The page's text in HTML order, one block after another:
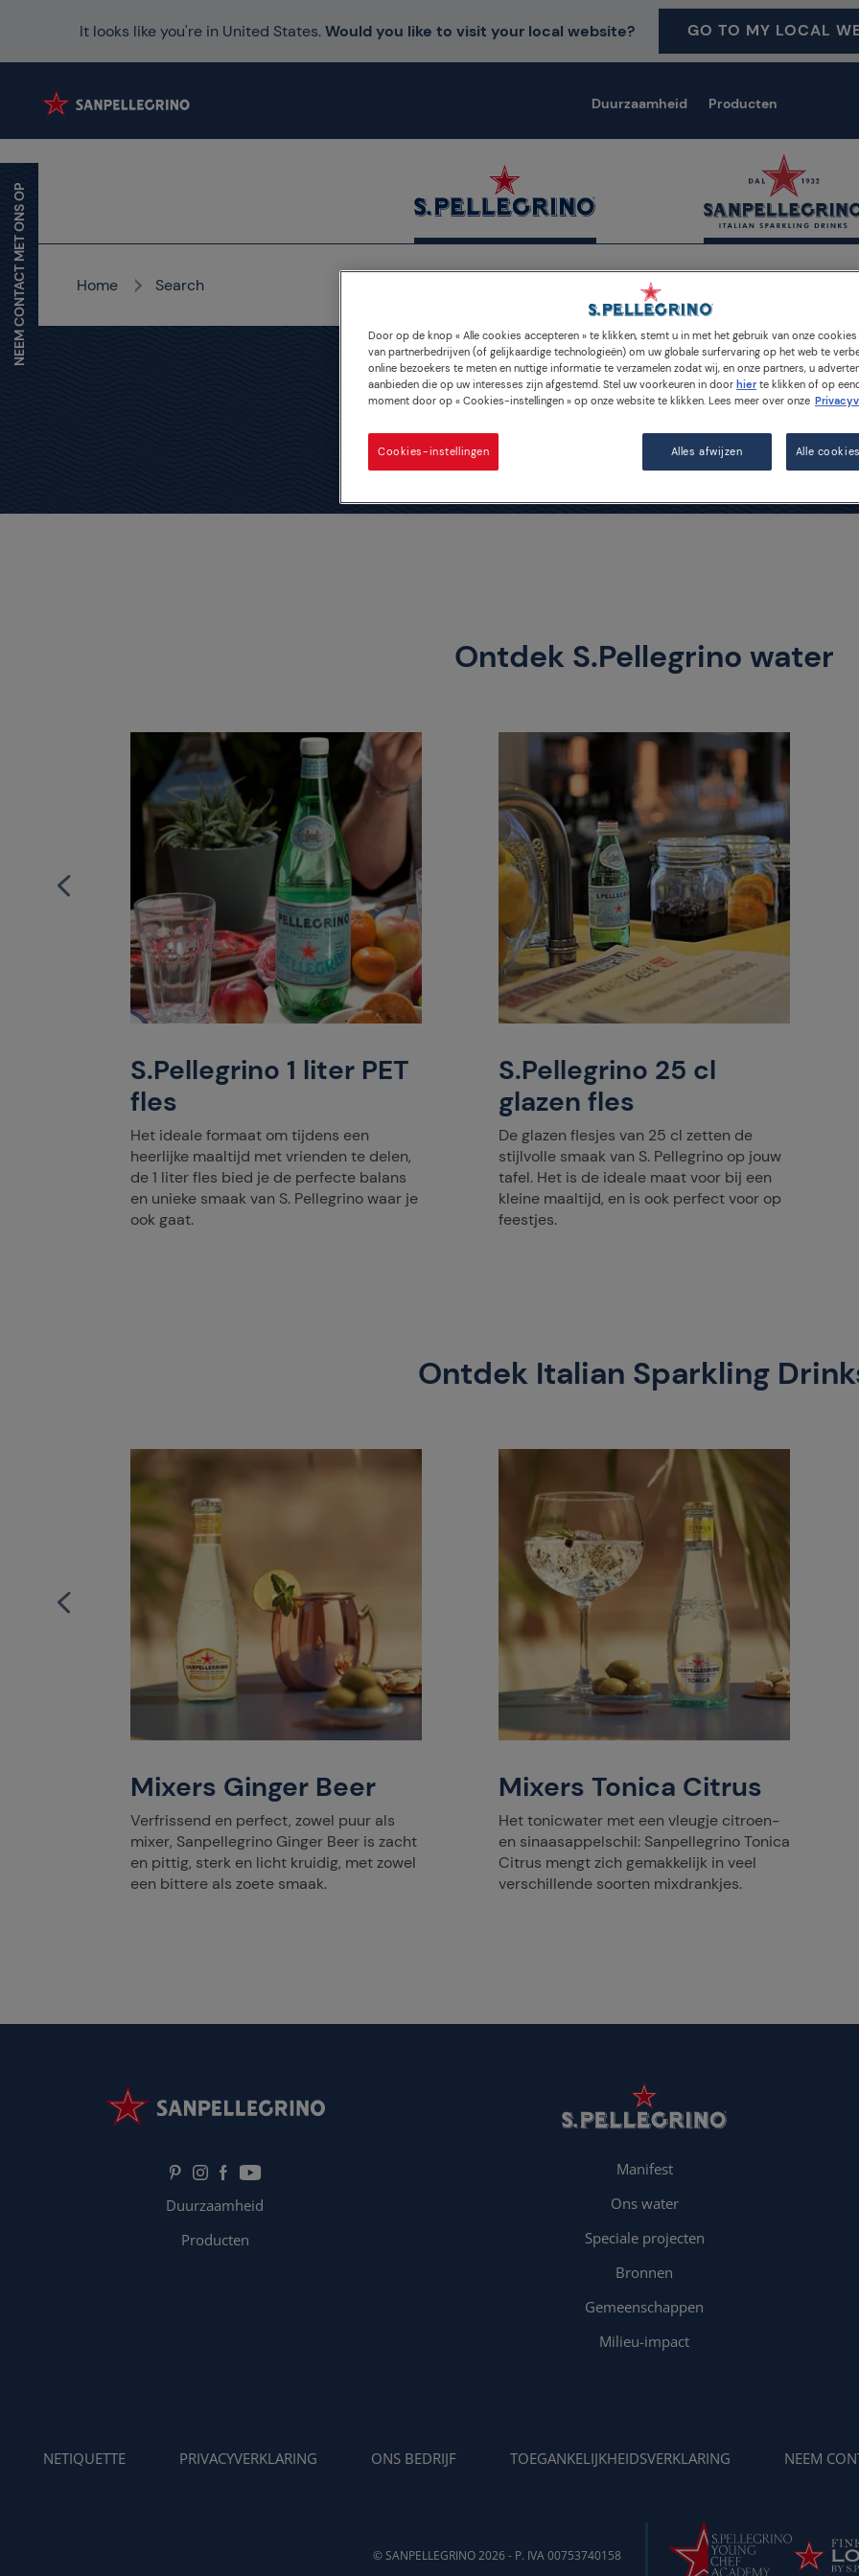
It looks like you're in United States.Would you like to visit your local website? GO TO MY LOCAL
Duurzaamheid Producten
Home Search
Geen resultaten gevonden
Ontdek S.Pellegrino water
S.Pellegrino 1 liter PET
fles
Het ideale formaat om tijdens een
heerlijke maaltijd met vrienden te delen,
de 1 liter fles bied je de perfecte balans
en unieke smaak van S. Pellegrino waar je
ook gaat.
S.Pellegrino 25 cl
glazen fles
De glazen flesjes van 25 cl zetten de
stijlvolle smaak van S. Pellegrino op jouw
tafel. Het is de ideale maat voor bij een
kleine maaltijd, en is ook perfect voor op
feestjes.
Ontdek Italian Sparkling
Mixers Ginger Beer
Verfrissend en perfect, zowel puur als
mixer, Sanpellegrino Ginger Beer is zacht
en pittig, sterk en licht kruidig, met zowel
een bittere als zoete smaak.
Mixers Tonica Citrus
Het tonicwater met een vleugje citroen-
en sinaasappelschil: Sanpellegrino Tonica
Citrus mengt zich gemakkelijk in veel
verschillende soorten mixdrankjes.
Duurzaamheid
Producten
Manifest
Ons water
Speciale projecten
Bronnen
Gemeenschappen
Milieu-impact
NETIQUETTE PRIVACYVERKLARING ONS BEDRIJF TOEGANKELIJKHEIDSVERKLARING NEEM
NEEM CONTACT MET ONS OP
© SANPELLEGRINO 2026 - P. IVA 00753740158
Door op de knop « Alle cookies accepteren » te klikken, stemt u in met het gebruik van onze
van partnerbedrijven (of gelijkaardige technologieën) om uw globale surfervaring op het web te
online bezoekers te meten en nuttige informatie te verzamelen zodat wij, en onze partners, u
aanbieden die op uw interesses zijn afgestemd. Stel uw voorkeuren in door hier te klikken of op
moment door op « Cookies-instellingen » op onze website te klikken. Lees meer over onze
Alles afwijzen Alle
Cookies-instellingen